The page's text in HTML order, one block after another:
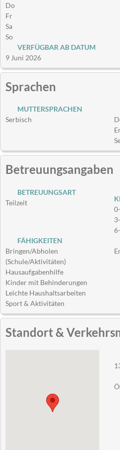
Do
Fr
Sa
So
VERFÜGBAR AB DATUM
9 Juni 2026
Sprachen
MUTTERSPRACHEN
Serbisch
Betreuungsangaben
BETREUUNGSART
Teilzeit
FÄHIGKEITEN
Bringen/Abholen
(Schule/Aktivitäten)
Hausaufgabenhilfe
Kinder mit Behinderungen
Leichte Haushaltsarbeiten
Sport & Aktivitäten
Standort &